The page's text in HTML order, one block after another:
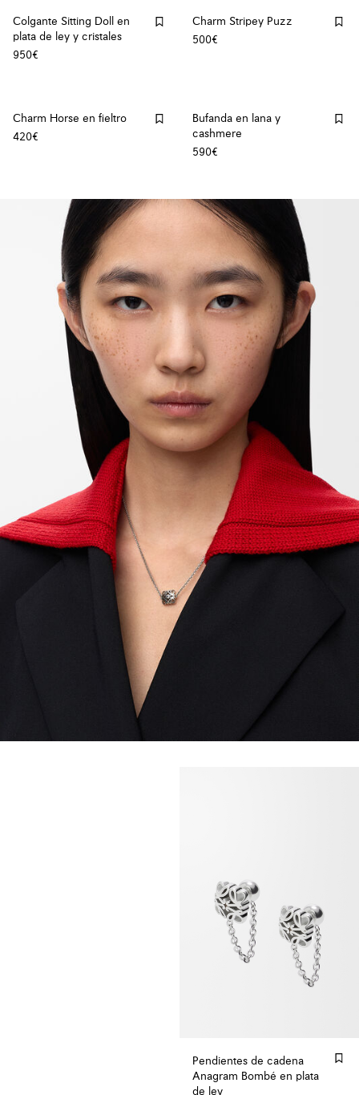
Colgante Sitting Doll en
plata de ley y cristales
950€
Charm Stripey Puzz
500€
Charm Horse en fieltro
420€
Bufanda en lana y
cashmere
590€
Pendientes de cadena
Anagram Bombé en plata
de ley